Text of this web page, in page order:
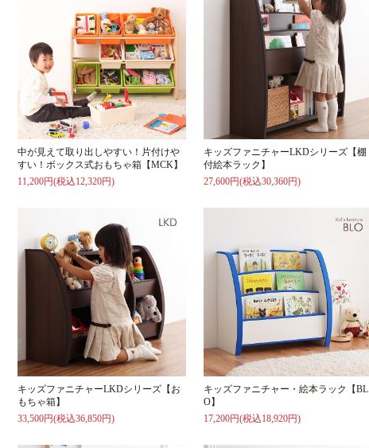
中が見えて取り出しやすい！片付けや
すい！ボックス式おもちゃ箱【MCK】
11,200円(税込12,320円)
キッズファニチャーLKDシリーズ【棚
付絵本ラック】
27,600円(税込30,360円)
キッズファニチャーLKDシリーズ【お
もちゃ箱】
33,500円(税込36,850円)
キッズファニチャー・絵本ラック【BL
O】
17,200円(税込18,920円)